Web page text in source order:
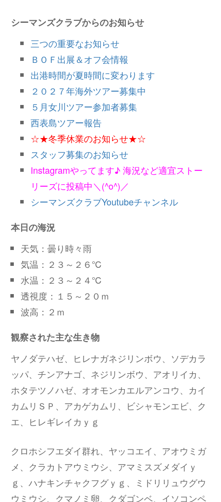
シーマンズクラブからのお知らせ
三つの重要なお知らせ
ＢＯＦ出展＆オフ会情報
出港時間が夏時間に変わります
２０２７年海外ツアー募集中
５月女川ツアー参加者募集
西表島ツアー報告
☆★冬季休業のお知らせ★☆
スタッフ募集のお知らせ
Instagramやってます♪ 海況など適宜ストー
リーズに投稿中＼(^o^)／
シーマンズクラブYoutubeチャンネル
本日の海況
天気：曇り時々雨
気温：２３～２６℃
水温：２３～２４℃
透視度：１５～２０ｍ
波高：２ｍ
観察された主な生き物
ヤノダテハゼ、ヒレナガネジリンボウ、ソデカラ
ッパ、チンアナゴ、ネジリンボウ、アオリイカ、
ホタテツノハゼ、オオモンカエルアンコウ、カイ
カムリＳＰ、アカゲカムリ、ビシャモンエビ、ク
エ、ヒレギレイカｙｇ
クロホシフエダイ群れ、ヤッコエイ、アオウミガ
メ、クラカトアウミウシ、アマミスズメダイｙ
ｇ、ハナキンチャクフグｙｇ、ミドリリュウグウ
ウミウシ、クマノミ卵、クダゴンベ、イソコンペ